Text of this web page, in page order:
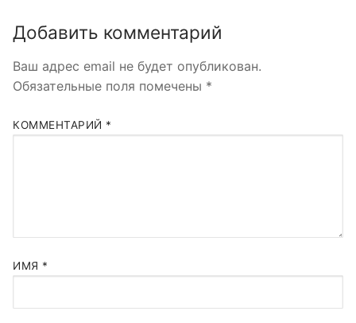
Добавить комментарий
Ваш адрес email не будет опубликован.
Обязательные поля помечены *
КОММЕНТАРИЙ *
ИМЯ *